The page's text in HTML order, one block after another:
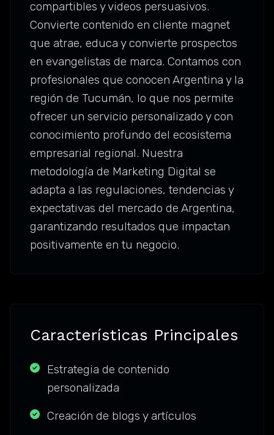
compartibles y videos persuasivos.
Convierte contenido en cliente magnet
que atrae, educa y convierte prospectos
en evangelistas de marca. Contamos con
profesionales que conocen Argentina y la
región de Tucumán, lo que nos permite
ofrecer un servicio personalizado y con
conocimiento profundo del ecosistema
empresarial regional. Nuestra
metodología de Marketing Digital se
adapta a las regulaciones, tendencias y
expectativas del mercado de Argentina,
garantizando resultados que impactan
positivamente en tu negocio.
Características Principales
Estrategia de contenido
personalizada
Creación de blogs y artículos